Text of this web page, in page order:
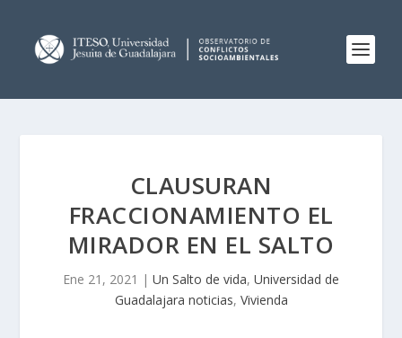
CLAUSURAN
FRACCIONAMIENTO EL
MIRADOR EN EL SALTO
Ene 21, 2021 | Un Salto de vida, Universidad de
Guadalajara noticias, Vivienda